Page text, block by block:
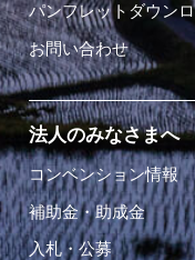
パンフレットダウン
お問い合わせ
法人のみなさまへ
コンベンション情報
補助金・助成金
入札・公募